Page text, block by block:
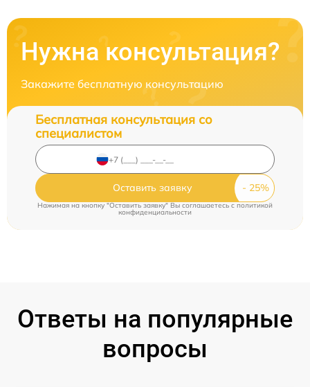
Нужна консультация?
Закажите бесплатную консультацию
Бесплатная консультация со
специалистом
Оставить заявку
Нажимая на кнопку "Оставить заявку" Вы соглашаетесь cполитикой
конфиденциальности
Ответы на популярные
вопросы